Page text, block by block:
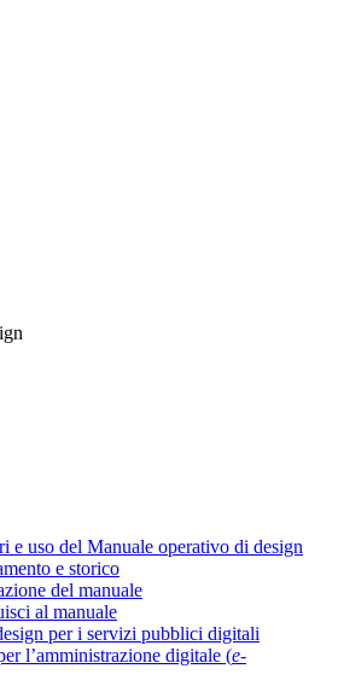
e uso del Manuale operativo di design
e storico
del manuale
al manuale
per i servizi pubblici digitali
l’amministrazione digitale (e-